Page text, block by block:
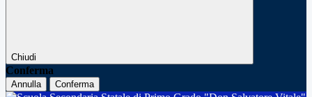
Chiudi
Conferma
Annulla Conferma